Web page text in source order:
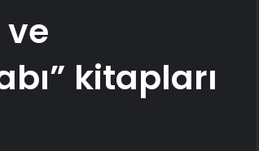
kitapları